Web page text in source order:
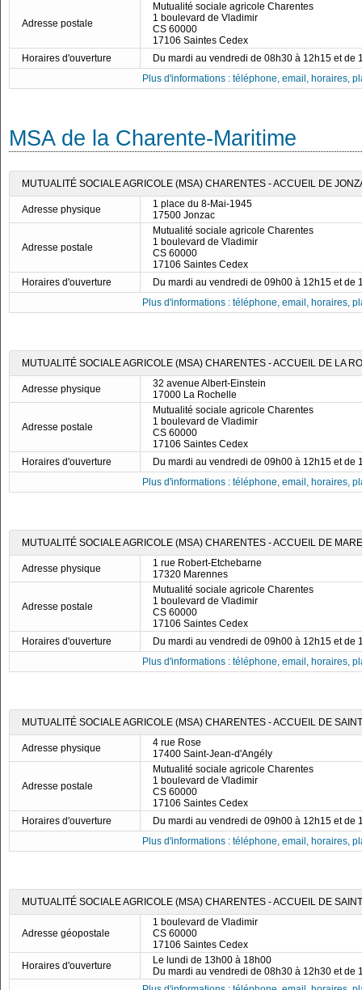
Adresse postale
Mutualité sociale agricole Charentes
1 boulevard de Vladimir
CS 60000
17106 Saintes Cedex
Horaires d'ouverture
Du mardi au vendredi de 08h30 à 12h15 et de
Plus d'informations : téléphone, email, horaires,
MSA de la Charente-Maritime
MUTUALITÉ SOCIALE AGRICOLE (MSA) CHARENTES - ACCUEIL DE
Adresse physique
1 place du 8-Mai-1945
17500 Jonzac
Adresse postale
Mutualité sociale agricole Charentes
1 boulevard de Vladimir
CS 60000
17106 Saintes Cedex
Horaires d'ouverture
Du mardi au vendredi de 09h00 à 12h15 et de
Plus d'informations : téléphone, email, horaires,
MUTUALITÉ SOCIALE AGRICOLE (MSA) CHARENTES - ACCUEIL DE LA
Adresse physique
32 avenue Albert-Einstein
17000 La Rochelle
Adresse postale
Mutualité sociale agricole Charentes
1 boulevard de Vladimir
CS 60000
17106 Saintes Cedex
Horaires d'ouverture
Du mardi au vendredi de 09h00 à 12h15 et de
Plus d'informations : téléphone, email, horaires,
MUTUALITÉ SOCIALE AGRICOLE (MSA) CHARENTES - ACCUEIL DE
Adresse physique
1 rue Robert-Etchebarne
17320 Marennes
Adresse postale
Mutualité sociale agricole Charentes
1 boulevard de Vladimir
CS 60000
17106 Saintes Cedex
Horaires d'ouverture
Du mardi au vendredi de 09h00 à 12h15 et de
Plus d'informations : téléphone, email, horaires,
MUTUALITÉ SOCIALE AGRICOLE (MSA) CHARENTES - ACCUEIL DE
Adresse physique
4 rue Rose
17400 Saint-Jean-d'Angély
Adresse postale
Mutualité sociale agricole Charentes
1 boulevard de Vladimir
CS 60000
17106 Saintes Cedex
Horaires d'ouverture
Du mardi au vendredi de 09h00 à 12h15 et de
Plus d'informations : téléphone, email, horaires,
MUTUALITÉ SOCIALE AGRICOLE (MSA) CHARENTES - ACCUEIL DE
Adresse géopostale
1 boulevard de Vladimir
CS 60000
17106 Saintes Cedex
Horaires d'ouverture
Le lundi de 13h00 à 18h00
Du mardi au vendredi de 08h30 à 12h30 et de